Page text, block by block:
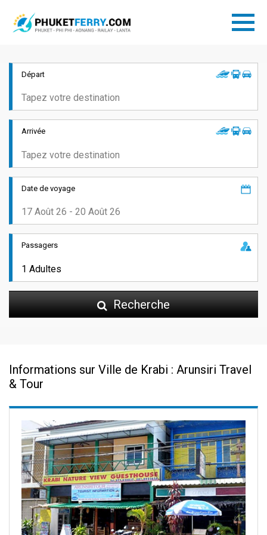
Départ
Arrivée
Date de voyage
Passagers
Recherche
Informations sur Ville de Krabi : Arunsiri Travel
& Tour